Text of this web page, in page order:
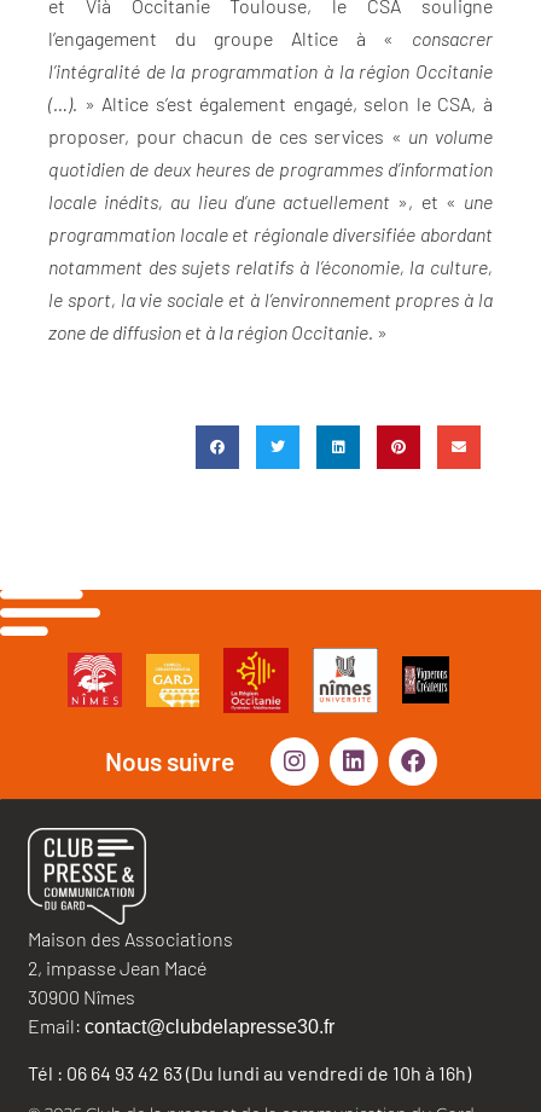
et Vià Occitanie Toulouse, le CSA souligne
l’engagement du groupe Altice à « consacrer
l’intégralité de la programmation à la région Occitanie
(…). » Altice s’est également engagé, selon le CSA, à
proposer, pour chacun de ces services « un volume
quotidien de deux heures de programmes d’information
locale inédits, au lieu d’une actuellement », et « une
programmation locale et régionale diversifiée abordant
notamment des sujets relatifs à l’économie, la culture,
le sport, la vie sociale et à l’environnement propres à la
zone de diffusion et à la région Occitanie. »
Nous suivre
Maison des Associations
2, impasse Jean Macé
30900 Nîmes
Email: contact@clubdelapresse30.fr
Tél : 06 64 93 42 63 (Du lundi au vendredi de 10h à 16h)